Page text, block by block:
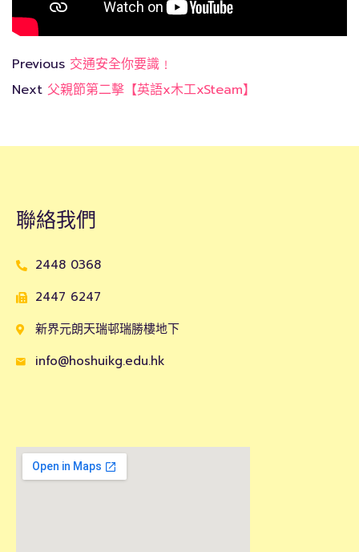
Previous 交通安全你要識﹗
Next 父親節第二擊【英語x木工xSteam】
聯絡我們
2448 0368
2447 6247
新界元朗天瑞邨瑞勝樓地下
info@hoshuikg.edu.hk